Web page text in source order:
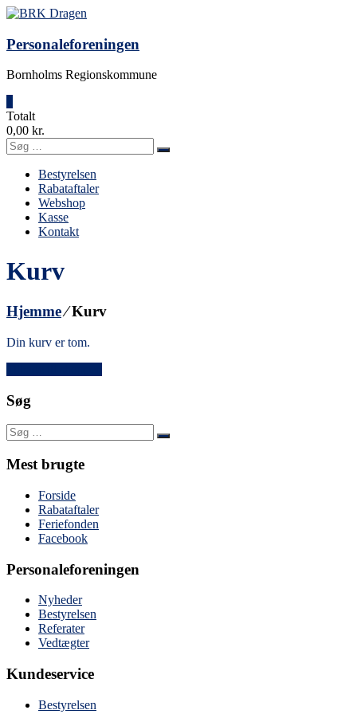
Videre
indhold
Personaleforeningen
Bornholms Regionskommune
Totalt
0,00 kr.
Bestyrelsen
Rabataftaler
Webshop
Kasse
Kontakt
Kurv
Hjemme⁄Kurv
Din kurv er tom.
Søg
Mest brugte
Forside
Rabataftaler
Feriefonden
Facebook
Personaleforeningen
Nyheder
Bestyrelsen
Referater
Vedtægter
Kundeservice
Bestyrelsen